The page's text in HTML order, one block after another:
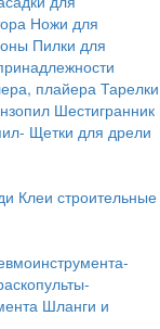
Ножи для
Пилки для
плайера Тарелки
Шестигранник
Щетки для дрели
Клеи строительные
Шланги и